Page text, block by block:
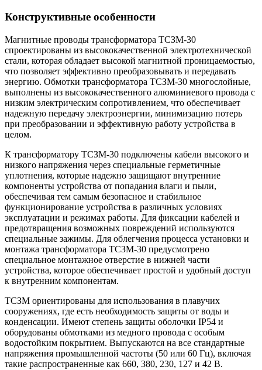
Конструктивные особенности
Магнитные проводы трансформатора ТСЗМ-30
спроектированы из высококачественной электротехнической
стали, которая обладает высокой магнитной проницаемостью,
что позволяет эффективно преобразовывать и передавать
энергию. Обмотки трансформатора ТСЗМ-30 многослойные,
выполнены из высококачественного алюминиевого провода с
низким электрическим сопротивлением, что обеспечивает
надежную передачу электроэнергии, минимизацию потерь
при преобразовании и эффективную работу устройства в
целом.
К трансформатору ТСЗМ-30 подключены кабели высокого и
низкого напряжения через специальные герметичные
уплотнения, которые надежно защищают внутренние
компоненты устройства от попадания влаги и пыли,
обеспечивая тем самым безопасное и стабильное
функционирование устройства в различных условиях
эксплуатации и режимах работы. Для фиксации кабелей и
предотвращения возможных повреждений используются
специальные зажимы. Для облегчения процесса установки и
монтажа трансформатора ТСЗМ-30 предусмотрено
специальное монтажное отверстие в нижней части
устройства, которое обеспечивает простой и удобный доступ
к внутренним компонентам.
ТСЗМ ориентированы для использования в плавучих
сооружениях, где есть необходимость защиты от воды и
конденсации. Имеют степень защиты оболочки IP54 и
оборудованы обмотками из медного провода с особым
водостойким покрытием. Выпускаются на все стандартные
напряжения промышленной частоты (50 или 60 Гц), включая
такие распространенные как 660, 380, 230, 127 и 42 В.